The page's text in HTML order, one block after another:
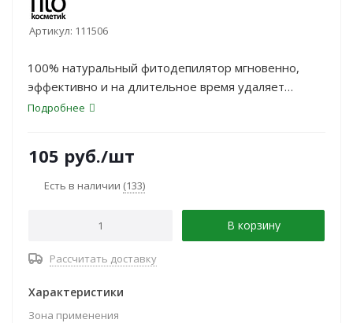
Артикул: 111506
100% натуральный фитодепилятор мгновенно,
эффективно и на длительное время удаляет
нежелательные волоски на лице и самых нежных
волоски со временем мягче и тоньше
Подробнее
105 руб./шт
Есть в наличии (133)
В корзину
Рассчитать доставку
Характеристики
Зона применения